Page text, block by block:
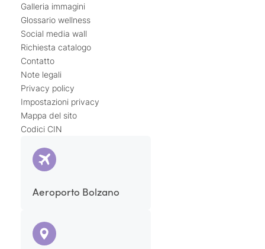
Galleria immagini
Glossario wellness
Social media wall
Richiesta catalogo
Contatto
Note legali
Privacy policy
Impostazioni privacy
Mappa del sito
Codici CIN
Aeroporto Bolzano